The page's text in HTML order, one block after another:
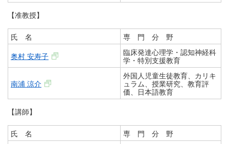
【准教授】
氏 名 専 門 分 野
奥村 安寿子
臨床発達心理学・認知神経科
学・特別支援教育
南浦 涼介
外国人児童生徒教育、カリキ
ュラム、授業研究、教育評
価、日本語教育
【講師】
氏 名 専 門 分 野